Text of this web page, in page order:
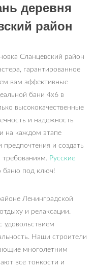
деревня
район
Сланцевский район
гарантированное
вам эффективные
бани 4х6 в
высококачественные
и надежность
на каждом этапе
предпочтения и создать
Русские
баню под ключ!
Ленинградской
и релаксации.
удовольствием
Наши строители
многолетним
все тонкости и